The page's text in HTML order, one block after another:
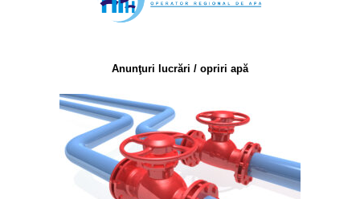
Guvernanță Corporativă
Informații de interes public
Calitatea apei
Anunţuri lucrări / opriri apă